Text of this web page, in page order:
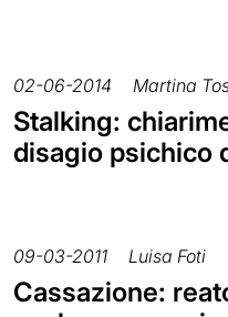
02-06-2014 Martina
Stalking:
disagio psichico
09-03-2011 Luisa Foti
Cassazione: